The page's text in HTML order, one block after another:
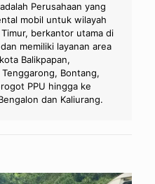
Perusahaan yang
mobil untuk wilayah
Timur, berkantor utama di
memiliki layanan area
Balikpapan,
Tenggarong, Bontang,
PPU hingga ke
dan Kaliurang.